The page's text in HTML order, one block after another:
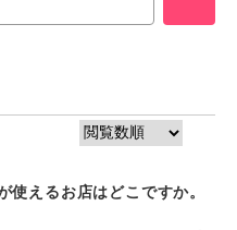
えるお店はどこですか。